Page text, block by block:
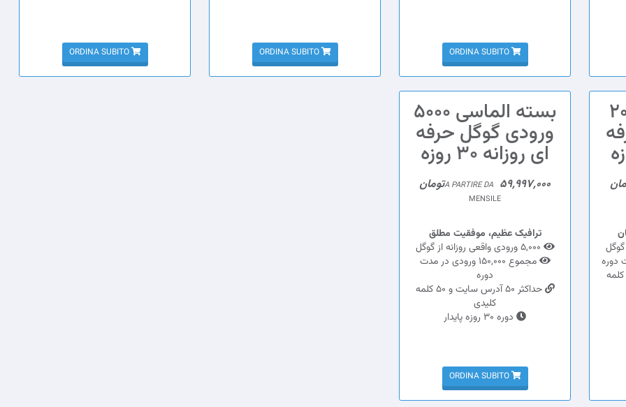
ORDINA SUBITO
ORDINA SUBITO
ORDINA SUBITO
2000
حداکثر 20 آدرس سایت و 20 کلمه
بسته الماسی 5000
ورودی گوگل حرفه
ای روزانه 30 روزه
A PARTIRE DA 59,997,000تومان
MENSILE
ترافیک عظیم، موفقیت مطلق
مجموع 150,000 ورودی در مدت
دوره
حداکثر 50 آدرس سایت و 50 کلمه
کلیدی
دوره 30 روزه پایدار
ORDINA SUBITO